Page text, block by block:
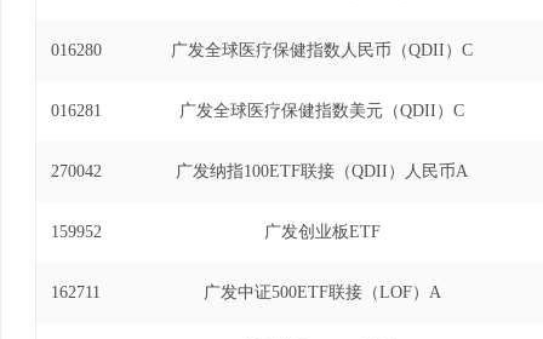
016280 广发全球医疗保健指数人民币（QDII）C
016281 广发全球医疗保健指数美元（QDII）C
270042 广发纳指100ETF联接（QDII）人民币A
159952 广发创业板ETF
162711 广发中证500ETF联接（LOF）A